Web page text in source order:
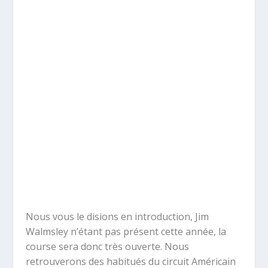
Nous vous le disions en introduction, Jim
Walmsley n’étant pas présent cette année, la
course sera donc très ouverte. Nous
retrouverons des habitués du circuit Américain